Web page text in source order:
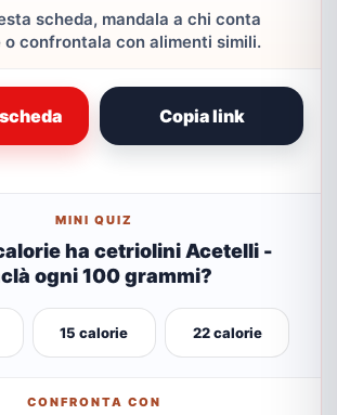
scheda, mandala a chi conta
o confrontala con alimenti simili.
Copia link
MINI QUIZ
ha cetriolini Acetelli -
ogni 100 grammi?
15 calorie 22 calorie
CONFRONTA CON